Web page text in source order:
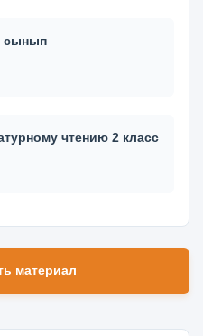
сынып
чтению 2 класс
материал